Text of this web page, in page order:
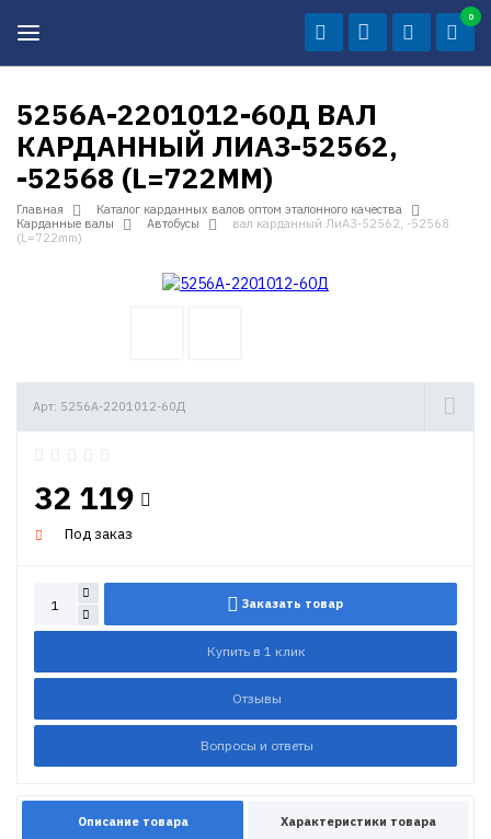
0
5256А-2201012-60Д ВАЛ
КАРДАННЫЙ ЛИАЗ-52562,
-52568 (L=722MM)
Главная
Каталог карданных валов оптом эталонного качества
Карданные валы
Автобусы
вал карданный ЛиАЗ-52562, -52568
(L=722mm)
Арт: 5256А-2201012-60Д
32 119
Под заказ
Заказать товар
Купить в 1 клик
Отзывы
Вопросы и ответы
Описание товара Характеристики товара